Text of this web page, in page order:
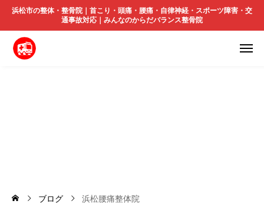
浜松市の整体・整骨院｜首こり・頭痛・腰痛・自律神経・スポーツ障害・交
通事故対応｜みんなのからだバランス整骨院
ブログ 浜松腰痛整体院